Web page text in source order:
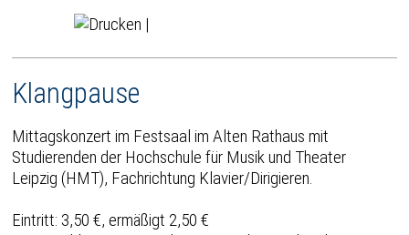
|
Klangpause
Mittagskonzert im Festsaal im Alten Rathaus mit
Studierenden der Hochschule für Musik und Theater
Leipzig (HMT), Fachrichtung Klavier/Dirigieren.
Eintritt: 3,50 €, ermäßigt 2,50 €